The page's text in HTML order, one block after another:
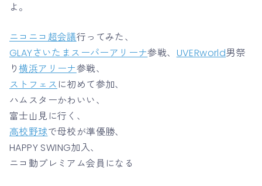
よ。
ニコニコ超会議行ってみた、
GLAYさいたまスーパーアリーナ参戦、 UVERworld男祭
り横浜アリーナ参戦、
ストフェス に初めて参加、
ハムスターかわいい、
富士山見に行く、
高校野球で母校が準優勝、
HAPPY SWING加入、
ニコ動プレミアム会員になる